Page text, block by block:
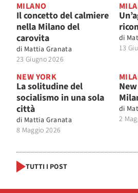
MILANO
Il concetto del calmiere
nella Milano del
carovita
di Mattia Granata
23 Giugno 2026
di
13
NEW YORK
La solitudine del
socialismo in una sola
città
di Mattia Granata
8 Maggio 2026
di
2
TUTTI I POST